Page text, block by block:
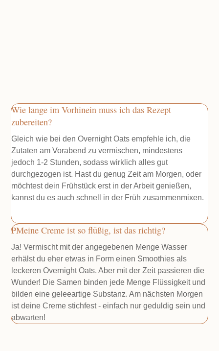
Wie lange im Vorhinein muss ich das Rezept
zubereiten?
Gleich wie bei den Overnight Oats empfehle ich, die
Zutaten am Vorabend zu vermischen, mindestens
jedoch 1-2 Stunden, sodass wirklich alles gut
durchgezogen ist. Hast du genug Zeit am Morgen, oder
möchtest dein Frühstück erst in der Arbeit genießen,
kannst du es auch schnell in der Früh zusammenmixen.
Meine Creme ist so flüßig, ist das richtig?
Ja! Vermischt mit der angegebenen Menge Wasser
erhälst du eher etwas in Form einen Smoothies als
leckeren Overnight Oats. Aber mit der Zeit passieren die
Wunder! Die Samen binden jede Menge Flüssigkeit und
bilden eine geleeartige Substanz. Am nächsten Morgen
ist deine Creme stichfest - einfach nur geduldig sein und
abwarten!